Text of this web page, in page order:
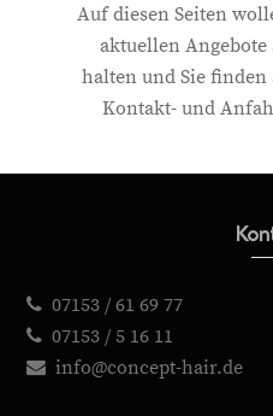
Auf diesen Seiten
aktuellen
halten und Sie
Kontakt- und
07153 / 61 69 77
07153 / 5 16 11
info@concept-hair.de